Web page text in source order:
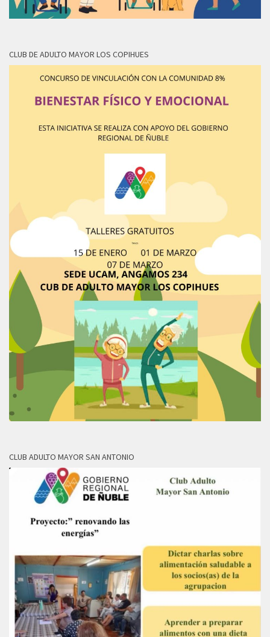
CLUB DE ADULTO MAYOR LOS COPIHUES
CLUB ADULTO MAYOR SAN ANTONIO